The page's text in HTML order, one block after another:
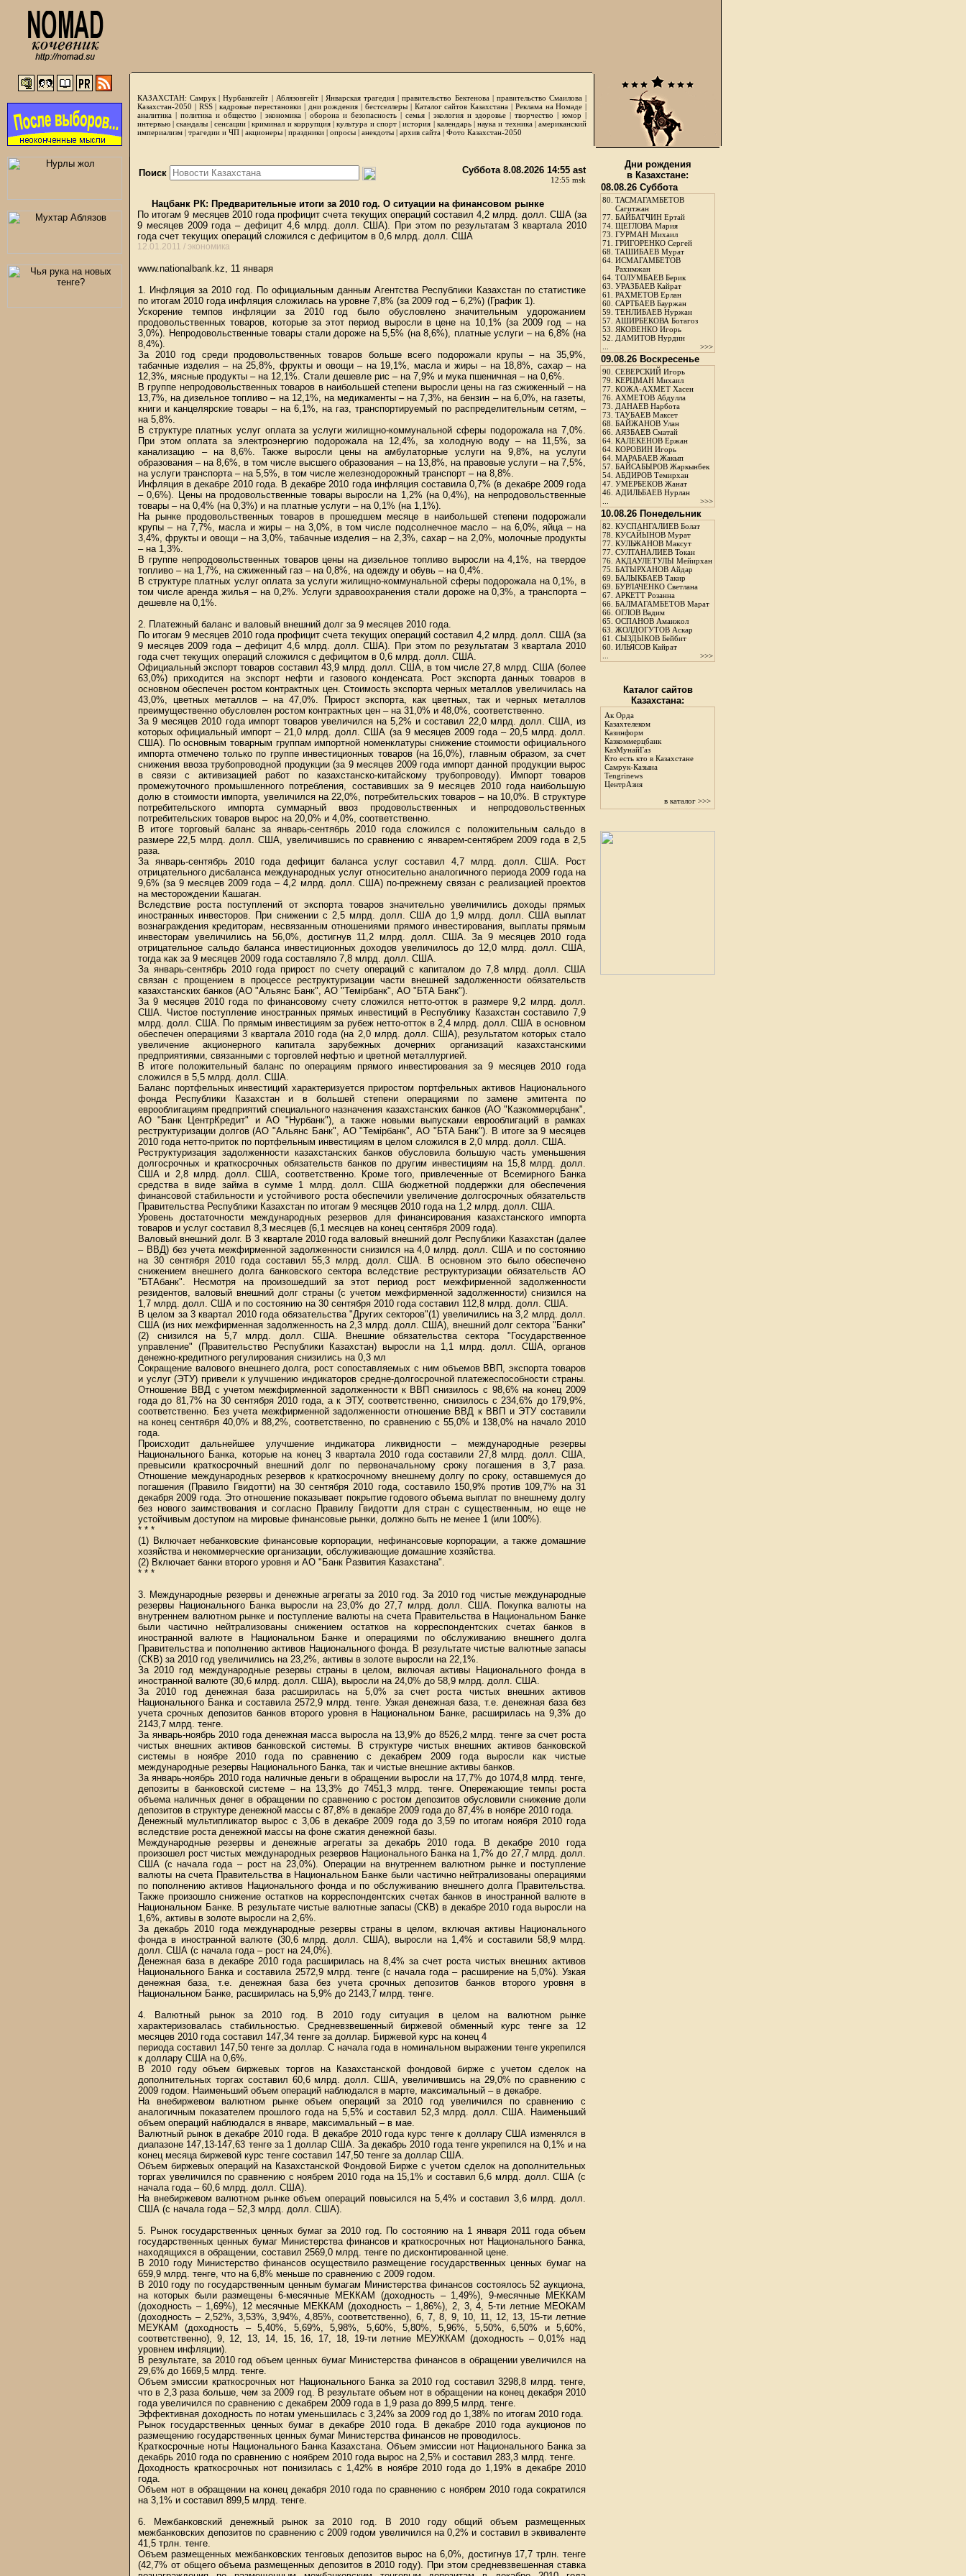
КАЗАХСТАН: Самрук |Нурбанкгейт | Аблязовгейт| Январская трагедия |правительство Бектенова| правительство Смаилова|
Казахстан-2050 | RSS|кадровые перестановки| дни рождения | бестселлеры| Каталог сайтов Казахстана | Реклама на Номаде |
аналитика | политика и общество | экономика | оборона и безопасность | семья | экология и здоровье | творчество | юмор |
интервью |скандалы | сенсации|криминал и коррупция|культура и спорт|история | календарь|наука и техника|американский
империализм | трагедии и ЧП | акционеры | праздники | опросы | анекдоты | архив сайта | Фото Казахстан-2050
Поиск Суббота 8.08.2026 14:55 ast
12:55 msk
Нацбанк РК: Предварительные итоги за 2010 год. О ситуации на финансовом рынке
По итогам 9 месяцев 2010 года профицит счета текущих операций составил 4,2 млрд. долл. США (за
9 месяцев 2009 года – дефицит 4,6 млрд. долл. США). При этом по результатам 3 квартала 2010
года счет текущих операций сложился с дефицитом в 0,6 млрд. долл. США
12.01.2011 / экономика
www.nationalbank.kz, 11 января
1. Инфляция за 2010 год. По официальным данным Агентства Республики Казахстан по статистике
по итогам 2010 года инфляция сложилась на уровне 7,8% (за 2009 год – 6,2%) (График 1).
Ускорение темпов инфляции за 2010 год было обусловлено значительным удорожанием
продовольственных товаров, которые за этот период выросли в цене на 10,1% (за 2009 год – на
3,0%). Непродовольственные товары стали дороже на 5,5% (на 8,6%), платные услуги – на 6,8% (на
8,4%).
За 2010 год среди продовольственных товаров больше всего подорожали крупы – на 35,9%,
табачные изделия – на 25,8%, фрукты и овощи – на 19,1%, масла и жиры – на 18,8%, сахар – на
12,3%, мясные продукты – на 12,1%. Стали дешевле рис – на 7,9% и мука пшеничная – на 0,6%.
В группе непродовольственных товаров в наибольшей степени выросли цены на газ сжиженный – на
13,7%, на дизельное топливо – на 12,1%, на медикаменты – на 7,3%, на бензин – на 6,0%, на газеты,
книги и канцелярские товары – на 6,1%, на газ, транспортируемый по распределительным сетям, –
на 5,8%.
В структуре платных услуг оплата за услуги жилищно-коммунальной сферы подорожала на 7,0%.
При этом оплата за электроэнергию подорожала на 12,4%, за холодную воду – на 11,5%, за
канализацию – на 8,6%. Также выросли цены на амбулаторные услуги на 9,8%, на услуги
образования – на 8,6%, в том числе высшего образования – на 13,8%, на правовые услуги – на 7,5%,
на услуги транспорта – на 5,5%, в том числе железнодорожный транспорт – на 8,8%.
Инфляция в декабре 2010 года. В декабре 2010 года инфляция составила 0,7% (в декабре 2009 года
– 0,6%). Цены на продовольственные товары выросли на 1,2% (на 0,4%), на непродовольственные
товары – на 0,4% (на 0,3%) и на платные услуги – на 0,1% (на 1,1%).
На рынке продовольственных товаров в прошедшем месяце в наибольшей степени подорожали
крупы – на 7,7%, масла и жиры – на 3,0%, в том числе подсолнечное масло – на 6,0%, яйца – на
3,4%, фрукты и овощи – на 3,0%, табачные изделия – на 2,3%, сахар – на 2,0%, молочные продукты
– на 1,3%.
В группе непродовольственных товаров цены на дизельное топливо выросли на 4,1%, на твердое
топливо – на 1,7%, на сжиженный газ – на 0,8%, на одежду и обувь – на 0,4%.
В структуре платных услуг оплата за услуги жилищно-коммунальной сферы подорожала на 0,1%, в
том числе аренда жилья – на 0,2%. Услуги здравоохранения стали дороже на 0,3%, а транспорта –
дешевле на 0,1%.
2. Платежный баланс и валовый внешний долг за 9 месяцев 2010 года.
По итогам 9 месяцев 2010 года профицит счета текущих операций составил 4,2 млрд. долл. США (за
9 месяцев 2009 года – дефицит 4,6 млрд. долл. США). При этом по результатам 3 квартала 2010
года счет текущих операций сложился с дефицитом в 0,6 млрд. долл. США.
Официальный экспорт товаров составил 43,9 млрд. долл. США, в том числе 27,8 млрд. США (более
63,0%) приходится на экспорт нефти и газового конденсата. Рост экспорта данных товаров в
основном обеспечен ростом контрактных цен. Стоимость экспорта черных металлов увеличилась на
43,0%, цветных металлов – на 47,0%. Прирост экспорта, как цветных, так и черных металлов
преимущественно обусловлен ростом контрактных цен – на 31,0% и 48,0%, соответственно.
За 9 месяцев 2010 года импорт товаров увеличился на 5,2% и составил 22,0 млрд. долл. США, из
которых официальный импорт – 21,0 млрд. долл. США (за 9 месяцев 2009 года – 20,5 млрд. долл.
США). По основным товарным группам импортной номенклатуры снижение стоимости официального
импорта отмечено только по группе инвестиционных товаров (на 16,0%), главным образом, за счет
снижения ввоза трубопроводной продукции (за 9 месяцев 2009 года импорт данной продукции вырос
в связи с активизацией работ по казахстанско-китайскому трубопроводу). Импорт товаров
промежуточного промышленного потребления, составивших за 9 месяцев 2010 года наибольшую
долю в стоимости импорта, увеличился на 22,0%, потребительских товаров – на 10,0%. В структуре
потребительского импорта суммарный ввоз продовольственных и непродовольственных
потребительских товаров вырос на 20,0% и 4,0%, соответственно.
В итоге торговый баланс за январь-сентябрь 2010 года сложился с положительным сальдо в
размере 22,5 млрд. долл. США, увеличившись по сравнению с январем-сентябрем 2009 года в 2,5
раза.
За январь-сентябрь 2010 года дефицит баланса услуг составил 4,7 млрд. долл. США. Рост
отрицательного дисбаланса международных услуг относительно аналогичного периода 2009 года на
9,6% (за 9 месяцев 2009 года – 4,2 млрд. долл. США) по-прежнему связан с реализацией проектов
на месторождении Кашаган.
Вследствие роста поступлений от экспорта товаров значительно увеличились доходы прямых
иностранных инвесторов. При снижении с 2,5 млрд. долл. США до 1,9 млрд. долл. США выплат
вознаграждения кредиторам, несвязанным отношениями прямого инвестирования, выплаты прямым
инвесторам увеличились на 56,0%, достигнув 11,2 млрд. долл. США. За 9 месяцев 2010 года
отрицательное сальдо баланса инвестиционных доходов увеличилось до 12,0 млрд. долл. США,
тогда как за 9 месяцев 2009 года составляло 7,8 млрд. долл. США.
За январь-сентябрь 2010 года прирост по счету операций с капиталом до 7,8 млрд. долл. США
связан с прощением в процессе реструктуризации части внешней задолженности обязательств
казахстанских банков (АО "Альянс Банк", АО "Темірбанк", АО "БТА Банк").
За 9 месяцев 2010 года по финансовому счету сложился нетто-отток в размере 9,2 млрд. долл.
США. Чистое поступление иностранных прямых инвестиций в Республику Казахстан составило 7,9
млрд. долл. США. По прямым инвестициям за рубеж нетто-отток в 2,4 млрд. долл. США в основном
обеспечен операциями 3 квартала 2010 года (на 2,0 млрд. долл. США), результатом которых стало
увеличение акционерного капитала зарубежных дочерних организаций казахстанскими
предприятиями, связанными с торговлей нефтью и цветной металлургией.
В итоге положительный баланс по операциям прямого инвестирования за 9 месяцев 2010 года
сложился в 5,5 млрд. долл. США.
Баланс портфельных инвестиций характеризуется приростом портфельных активов Национального
фонда Республики Казахстан и в большей степени операциями по замене эмитента по
еврооблигациям предприятий специального назначения казахстанских банков (АО "Казкоммерцбанк",
АО "Банк ЦентрКредит" и АО "Нурбанк"), а также новыми выпусками еврооблигаций в рамках
реструктуризации долгов (АО "Альянс Банк", АО "Темірбанк", АО "БТА Банк"). В итоге за 9 месяцев
2010 года нетто-приток по портфельным инвестициям в целом сложился в 2,0 млрд. долл. США.
Реструктуризация задолженности казахстанских банков обусловила большую часть уменьшения
долгосрочных и краткосрочных обязательств банков по другим инвестициям на 15,8 млрд. долл.
США и 2,8 млрд. долл. США, соответственно. Кроме того, привлеченные от Всемирного Банка
средства в виде займа в сумме 1 млрд. долл. США бюджетной поддержки для обеспечения
финансовой стабильности и устойчивого роста обеспечили увеличение долгосрочных обязательств
Правительства Республики Казахстан по итогам 9 месяцев 2010 года на 1,2 млрд. долл. США.
Уровень достаточности международных резервов для финансирования казахстанского импорта
товаров и услуг составил 8,3 месяцев (6,1 месяцев на конец сентября 2009 года).
Валовый внешний долг. В 3 квартале 2010 года валовый внешний долг Республики Казахстан (далее
– ВВД) без учета межфирменной задолженности снизился на 4,0 млрд. долл. США и по состоянию
на 30 сентября 2010 года составил 55,3 млрд. долл. США. В основном это было обеспечено
снижением внешнего долга банковского сектора вследствие реструктуризации обязательств АО
"БТАбанк". Несмотря на произошедший за этот период рост межфирменной задолженности
резидентов, валовый внешний долг страны (с учетом межфирменной задолженности) снизился на
1,7 млрд. долл. США и по состоянию на 30 сентября 2010 года составил 112,8 млрд. долл. США.
В целом за 3 квартал 2010 года обязательства "Других секторов"(1) увеличились на 3,2 млрд. долл.
США (из них межфирменная задолженность на 2,3 млрд. долл. США), внешний долг сектора "Банки"
(2) снизился на 5,7 млрд. долл. США. Внешние обязательства сектора "Государственное
управление" (Правительство Республики Казахстан) выросли на 1,1 млрд. долл. США, органов
денежно-кредитного регулирования снизились на 0,3 мл
Сокращение валового внешнего долга, рост сопоставляемых с ним объемов ВВП, экспорта товаров
и услуг (ЭТУ) привели к улучшению индикаторов средне-долгосрочной платежеспособности страны.
Отношение ВВД с учетом межфирменной задолженности к ВВП снизилось с 98,6% на конец 2009
года до 81,7% на 30 сентября 2010 года, а к ЭТУ, соответственно, снизилось с 234,6% до 179,9%,
соответственно. Без учета межфирменной задолженности отношение ВВД к ВВП и ЭТУ составили
на конец сентября 40,0% и 88,2%, соответственно, по сравнению с 55,0% и 138,0% на начало 2010
года.
Происходит дальнейшее улучшение индикатора ликвидности – международные резервы
Национального Банка, которые на конец 3 квартала 2010 года составили 27,8 млрд. долл. США,
превысили краткосрочный внешний долг по первоначальному сроку погашения в 3,7 раза.
Отношение международных резервов к краткосрочному внешнему долгу по сроку, оставшемуся до
погашения (Правило Гвидотти) на 30 сентября 2010 года, составило 150,9% против 109,7% на 31
декабря 2009 года. Это отношение показывает покрытие годового объема выплат по внешнему долгу
без нового заимствования и согласно Правилу Гвидотти для стран с существенным, но еще не
устойчивым доступом на мировые финансовые рынки, должно быть не менее 1 (или 100%).
* * *
(1) Включает небанковские финансовые корпорации, нефинансовые корпорации, а также домашние
хозяйства и некоммерческие организации, обслуживающие домашние хозяйства.
(2) Включает банки второго уровня и АО "Банк Развития Казахстана".
* * *
3. Международные резервы и денежные агрегаты за 2010 год. За 2010 год чистые международные
резервы Национального Банка выросли на 23,0% до 27,7 млрд. долл. США. Покупка валюты на
внутреннем валютном рынке и поступление валюты на счета Правительства в Национальном Банке
были частично нейтрализованы снижением остатков на корреспондентских счетах банков в
иностранной валюте в Национальном Банке и операциями по обслуживанию внешнего долга
Правительства и пополнению активов Национального фонда. В результате чистые валютные запасы
(СКВ) за 2010 год увеличились на 23,2%, активы в золоте выросли на 22,1%.
За 2010 год международные резервы страны в целом, включая активы Национального фонда в
иностранной валюте (30,6 млрд. долл. США), выросли на 24,0% до 58,9 млрд. долл. США.
За 2010 год денежная база расширилась на 5,0% за счет роста чистых внешних активов
Национального Банка и составила 2572,9 млрд. тенге. Узкая денежная база, т.е. денежная база без
учета срочных депозитов банков второго уровня в Национальном Банке, расширилась на 9,3% до
2143,7 млрд. тенге.
За январь-ноябрь 2010 года денежная масса выросла на 13,9% до 8526,2 млрд. тенге за счет роста
чистых внешних активов банковской системы. В структуре чистых внешних активов банковской
системы в ноябре 2010 года по сравнению с декабрем 2009 года выросли как чистые
международные резервы Национального Банка, так и чистые внешние активы банков.
За январь-ноябрь 2010 года наличные деньги в обращении выросли на 17,7% до 1074,8 млрд. тенге,
депозиты в банковской системе – на 13,3% до 7451,3 млрд. тенге. Опережающие темпы роста
объема наличных денег в обращении по сравнению с ростом депозитов обусловили снижение доли
депозитов в структуре денежной массы с 87,8% в декабре 2009 года до 87,4% в ноябре 2010 года.
Денежный мультипликатор вырос с 3,06 в декабре 2009 года до 3,59 по итогам ноября 2010 года
вследствие роста денежной массы на фоне сжатия денежной базы.
Международные резервы и денежные агрегаты за декабрь 2010 года. В декабре 2010 года
произошел рост чистых международных резервов Национального Банка на 1,7% до 27,7 млрд. долл.
США (с начала года – рост на 23,0%). Операции на внутреннем валютном рынке и поступление
валюты на счета Правительства в Национальном Банке были частично нейтрализованы операциями
по пополнению активов Национального фонда и по обслуживанию внешнего долга Правительства.
Также произошло снижение остатков на корреспондентских счетах банков в иностранной валюте в
Национальном Банке. В результате чистые валютные запасы (СКВ) в декабре 2010 года выросли на
1,6%, активы в золоте выросли на 2,6%.
За декабрь 2010 года международные резервы страны в целом, включая активы Национального
фонда в иностранной валюте (30,6 млрд. долл. США), выросли на 1,4% и составили 58,9 млрд.
долл. США (с начала года – рост на 24,0%).
Денежная база в декабре 2010 года расширилась на 8,4% за счет роста чистых внешних активов
Национального Банка и составила 2572,9 млрд. тенге (с начала года – расширение на 5,0%). Узкая
денежная база, т.е. денежная база без учета срочных депозитов банков второго уровня в
Национальном Банке, расширилась на 5,9% до 2143,7 млрд. тенге.
4. Валютный рынок за 2010 год. В 2010 году ситуация в целом на валютном рынке
характеризовалась стабильностью. Средневзвешенный биржевой обменный курс тенге за 12
месяцев 2010 года составил 147,34 тенге за доллар. Биржевой курс на конец 4
периода составил 147,50 тенге за доллар. C начала года в номинальном выражении тенге укрепился
к доллару США на 0,6%.
В 2010 году объем биржевых торгов на Казахстанской фондовой бирже с учетом сделок на
дополнительных торгах составил 60,6 млрд. долл. США, увеличившись на 29,0% по сравнению с
2009 годом. Наименьший объем операций наблюдался в марте, максимальный – в декабре.
На внебиржевом валютном рынке объем операций за 2010 год увеличился по сравнению с
аналогичным показателем прошлого года на 5,5% и составил 52,3 млрд. долл. США. Наименьший
объем операций наблюдался в январе, максимальный – в мае.
Валютный рынок в декабре 2010 года. В декабре 2010 года курс тенге к доллару США изменялся в
диапазоне 147,13-147,63 тенге за 1 доллар США. За декабрь 2010 года тенге укрепился на 0,1% и на
конец месяца биржевой курс тенге составил 147,50 тенге за доллар США.
Объем биржевых операций на Казахстанской Фондовой Бирже с учетом сделок на дополнительных
торгах увеличился по сравнению с ноябрем 2010 года на 15,1% и составил 6,6 млрд. долл. США (с
начала года – 60,6 млрд. долл. США).
На внебиржевом валютном рынке объем операций повысился на 5,4% и составил 3,6 млрд. долл.
США (с начала года – 52,3 млрд. долл. США).
5. Рынок государственных ценных бумаг за 2010 год. По состоянию на 1 января 2011 года объем
государственных ценных бумаг Министерства финансов и краткосрочных нот Национального Банка,
находящихся в обращении, составил 2569,0 млрд. тенге по дисконтированной цене.
В 2010 году Министерство финансов осуществило размещение государственных ценных бумаг на
659,9 млрд. тенге, что на 6,8% меньше по сравнению с 2009 годом.
В 2010 году по государственным ценным бумагам Министерства финансов состоялось 52 аукциона,
на которых были размещены 6-месячные МЕККАМ (доходность – 1,49%), 9-месячные МЕККАМ
(доходность – 1,69%), 12 месячные МЕККАМ (доходность – 1,86%), 2, 3, 4, 5-ти летние МЕОКАМ
(доходность – 2,52%, 3,53%, 3,94%, 4,85%, соответственно), 6, 7, 8, 9, 10, 11, 12, 13, 15-ти летние
МЕУКАМ (доходность – 5,40%, 5,69%, 5,98%, 5,60%, 5,80%, 5,96%, 5,50%, 6,50% и 5,60%,
соответственно), 9, 12, 13, 14, 15, 16, 17, 18, 19-ти летние МЕУЖКАМ (доходность – 0,01% над
уровнем инфляции).
В результате, за 2010 год объем ценных бумаг Министерства финансов в обращении увеличился на
29,6% до 1669,5 млрд. тенге.
Объем эмиссии краткосрочных нот Национального Банка за 2010 год составил 3298,8 млрд. тенге,
что в 2,3 раза больше, чем за 2009 год. В результате объем нот в обращении на конец декабря 2010
года увеличился по сравнению с декабрем 2009 года в 1,9 раза до 899,5 млрд. тенге.
Эффективная доходность по нотам уменьшилась с 3,24% за 2009 год до 1,38% по итогам 2010 года.
Рынок государственных ценных бумаг в декабре 2010 года. В декабре 2010 года аукционов по
размещению государственных ценных бумаг Министерства финансов не проводилось.
Краткосрочные ноты Национального Банка Казахстана. Объем эмиссии нот Национального Банка за
декабрь 2010 года по сравнению с ноябрем 2010 года вырос на 2,5% и составил 283,3 млрд. тенге.
Доходность краткосрочных нот понизилась с 1,42% в ноябре 2010 года до 1,19% в декабре 2010
года.
Объем нот в обращении на конец декабря 2010 года по сравнению с ноябрем 2010 года сократился
на 3,1% и составил 899,5 млрд. тенге.
6. Межбанковский денежный рынок за 2010 год. В 2010 году общий объем размещенных
межбанковских депозитов по сравнению с 2009 годом увеличился на 0,2% и составил в эквиваленте
41,5 трлн. тенге.
Объем размещенных межбанковских тенговых депозитов вырос на 6,0%, достигнув 17,7 трлн. тенге
(42,7% от общего объема размещенных депозитов в 2010 году). При этом средневзвешенная ставка
Дни рождения
в Казахстане:
08.08.26 Суббота
80. ТАСМАГАМБЕТОВ
Сагитжан
77. БАЙБАТЧИН Ертай
74. ЩЕГЛОВА Мария
73. ГУРМАН Михаил
71. ГРИГОРЕНКО Сергей
68. ТАШИБАЕВ Мурат
64. ИСМАГАМБЕТОВ
Рахимжан
64. ТОЛУМБАЕВ Берик
63. УРАЗБАЕВ Кайрат
61. РАХМЕТОВ Ерлан
60. САРТБАЕВ Бауржан
59. ТЕНЛИБАЕВ Нуржан
57. АШИРБЕКОВА Ботагоз
53. ЯКОВЕНКО Игорь
52. ДАМИТОВ Нурдин
>>>
09.08.26 Воскресенье
90. СЕВЕРСКИЙ Игорь
79. КЕРЦМАН Михаил
77. КОЖА-АХМЕТ Хасен
76. АХМЕТОВ Абдулла
73. ДАНАЕВ Нарбота
73. ТАУБАЕВ Максет
68. БАЙЖАНОВ Улан
66. АЯЗБАЕВ Сматай
64. КАЛЕКЕНОВ Ержан
64. КОРОВИН Игорь
64. МАРАБАЕВ Жакып
57. БАЙСАБЫРОВ Жаркынбек
54. АБДИРОВ Темирхан
47. УМЕРБЕКОВ Жанат
46. АДИЛЬБАЕВ Нурлан
>>>
10.08.26 Понедельник
82. КУСПАНГАЛИЕВ Болат
78. КУСАЙЫНОВ Мурат
77. КУЛЬЖАНОВ Максут
77. СУЛТАНАЛИЕВ Токан
76. АКДАУЛЕТУЛЫ Мейирхан
75. БАТЫРХАНОВ Айдар
69. БАЛЫКБАЕВ Такир
69. БУРЛАЧЕНКО Светлана
67. АРКЕТТ Розанна
66. БАЛМАГАМБЕТОВ Марат
66. ОГЛОВ Вадим
65. ОСПАНОВ Аманжол
63. ЖОЛДОГУТОВ Аскар
61. СЫЗДЫКОВ Бейбит
60. ИЛЬЯСОВ Кайрат
>>>
Каталог сайтов
Казахстана:
Ак Орда
Казахтелеком
Казинформ
Казкоммерцбанк
КазМунайГаз
Кто есть кто в Казахстане
Самрук-Казына
Tengrinews
ЦентрАзия
в каталог >>>